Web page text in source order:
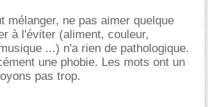
mélanger, ne pas aimer quelque
à l'éviter (aliment, couleur,
...) n'a rien de pathologique.
une phobie. Les mots ont un
pas trop.